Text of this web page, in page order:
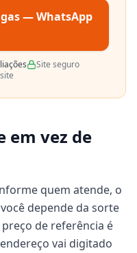
— WhatsApp
Site seguro
em vez de
quem atende, o
depende da sorte
de referência é
vai digitado